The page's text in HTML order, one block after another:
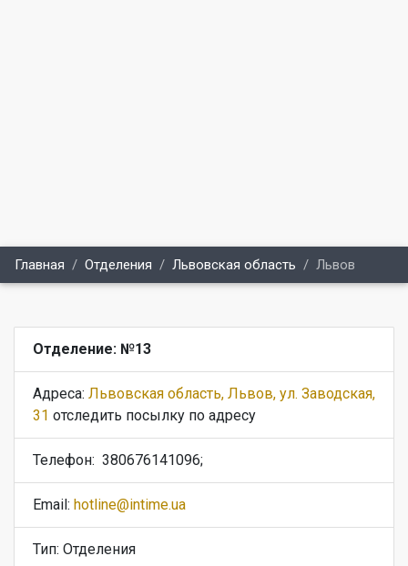
Главная Отделения Львовская область Львов
Отделение: №13
Адреса: Львовская область, Львов, ул. Заводская,
31 отследить посылку по адресу
Телефон: 380676141096;
Email: hotline@intime.ua
Тип: Отделения